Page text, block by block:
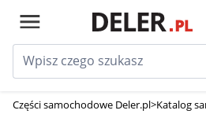
Części samochodowe Deler.pl>Katalog